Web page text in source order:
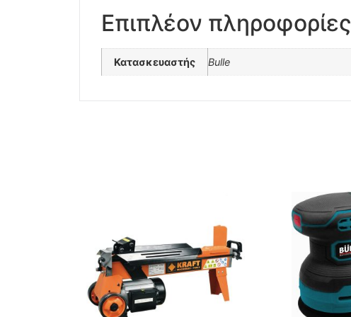
Επιπλέον πληροφορίες
Κατασκευαστής Bulle